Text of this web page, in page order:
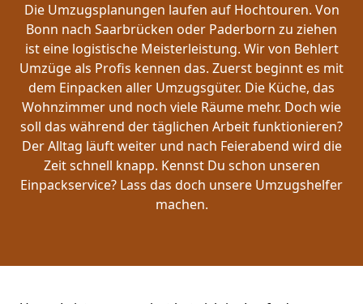
Die Umzugsplanungen laufen auf Hochtouren. Von
Bonn nach Saarbrücken oder Paderborn zu ziehen
ist eine logistische Meisterleistung. Wir von Behlert
Umzüge als Profis kennen das. Zuerst beginnt es mit
dem Einpacken aller Umzugsgüter. Die Küche, das
Wohnzimmer und noch viele Räume mehr. Doch wie
soll das während der täglichen Arbeit funktionieren?
Der Alltag läuft weiter und nach Feierabend wird die
Zeit schnell knapp. Kennst Du schon unseren
Einpackservice? Lass das doch unsere Umzugshelfer
machen.